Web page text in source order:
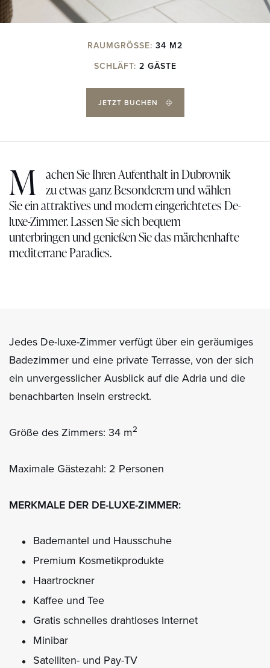
RAUMGRÖSSE: 34 M2
SCHLÄFT: 2 GÄSTE
JETZT BUCHEN
M achen Sie Ihren Aufenthalt in Dubrovnik
zu etwas ganz Besonderem und wählen
Sie ein attraktives und modern eingerichtetes De-
luxe-Zimmer. Lassen Sie sich bequem
unterbringen und genießen Sie das märchenhafte
mediterrane Paradies.
Jedes De-luxe-Zimmer verfügt über ein geräumiges
Badezimmer und eine private Terrasse, von der sich
ein unvergesslicher Ausblick auf die Adria und die
benachbarten Inseln erstreckt.
Größe des Zimmers: 34 m2
Maximale Gästezahl: 2 Personen
MERKMALE DER DE-LUXE-ZIMMER:
Bademantel und Hausschuhe
Premium Kosmetikprodukte
Haartrockner
Kaffee und Tee
Gratis schnelles drahtloses Internet
Minibar
Satelliten- und Pay-TV